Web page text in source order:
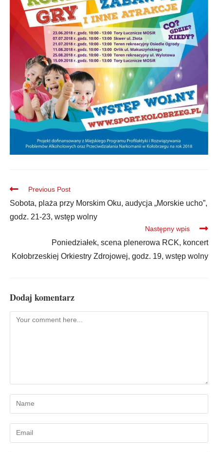
Previous Post
Sobota, plaża przy Morskim Oku, audycja „Morskie ucho”,
godz. 21-23, wstęp wolny
Następny wpis
Poniedziałek, scena plenerowa RCK, koncert
Kołobrzeskiej Orkiestry Zdrojowej, godz. 19, wstęp wolny
Dodaj komentarz